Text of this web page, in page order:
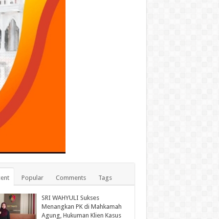
Popular Comments Tags
SRI WAHYULI Sukses
Menangkan PK di Mahkamah
Agung, Hukuman Klien Kasus